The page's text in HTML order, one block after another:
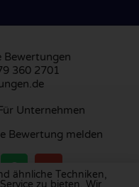
360 2701
Unternehmen
Bewertung melden
ähnliche Techniken,
zu bieten. Wir